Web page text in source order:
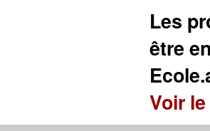
Les
être
Voir